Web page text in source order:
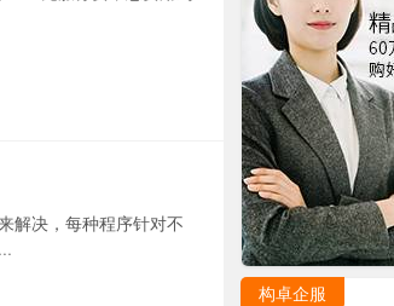
解决，每种程序针对不
构卓企服